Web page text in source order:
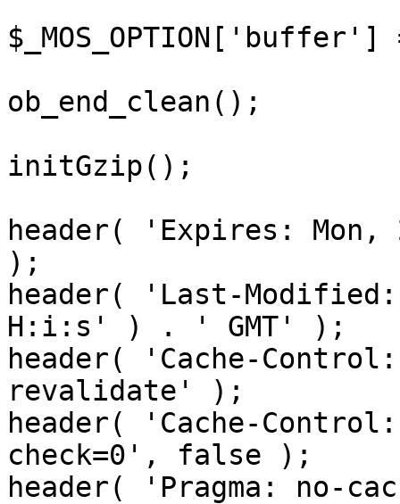
ob_end_clean();
initGzip();
header( 'Expires: Mon,
);
header( 'Last-
H:i:s' ) . ' GMT' );
header( 'Cache-
revalidate' );
header( 'Cache-
check=0', false );
header( 'Pragma: no-